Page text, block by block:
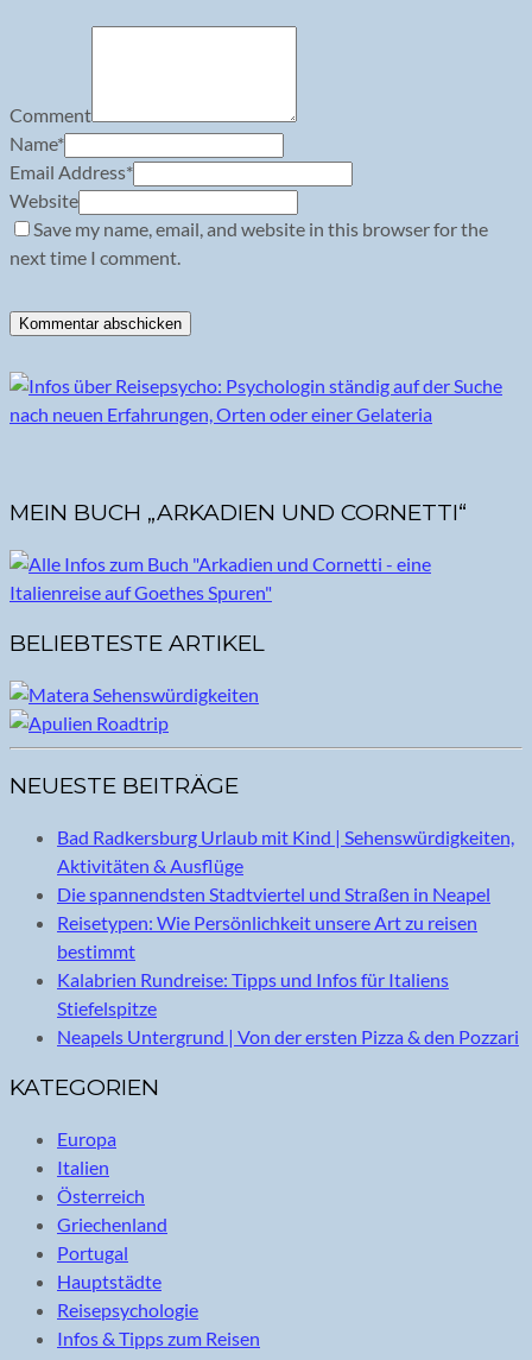
Comment
Name*
Email Address*
Website
Save my name, email, and website in this browser for the
next time I comment.
MEIN BUCH „ARKADIEN UND CORNETTI“
BELIEBTESTE ARTIKEL
NEUESTE BEITRÄGE
Bad Radkersburg Urlaub mit Kind | Sehenswürdigkeiten,
Aktivitäten & Ausflüge
Die spannendsten Stadtviertel und Straßen in Neapel
Reisetypen: Wie Persönlichkeit unsere Art zu reisen
bestimmt
Kalabrien Rundreise: Tipps und Infos für Italiens
Stiefelspitze
Neapels Untergrund | Von der ersten Pizza & den Pozzari
KATEGORIEN
Europa
Italien
Österreich
Griechenland
Portugal
Hauptstädte
Reisepsychologie
Infos & Tipps zum Reisen